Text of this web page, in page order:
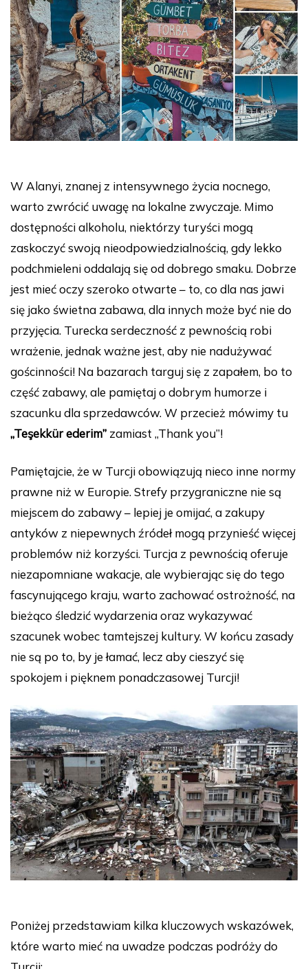
W Alanyi, znanej z intensywnego życia nocnego,
warto zwrócić uwagę na lokalne zwyczaje. Mimo
dostępności alkoholu, niektórzy turyści mogą
zaskoczyć swoją nieodpowiedzialnością, gdy lekko
podchmieleni oddalają się od dobrego smaku. Dobrze
jest mieć oczy szeroko otwarte – to, co dla nas jawi
się jako świetna zabawa, dla innych może być nie do
przyjęcia. Turecka serdeczność z pewnością robi
wrażenie, jednak ważne jest, aby nie nadużywać
gościnności! Na bazarach targuj się z zapałem, bo to
część zabawy, ale pamiętaj o dobrym humorze i
szacunku dla sprzedawców. W przecież mówimy tu
„Teşekkür ederim” zamiast „Thank you”!
Pamiętajcie, że w Turcji obowiązują nieco inne normy
prawne niż w Europie. Strefy przygraniczne nie są
miejscem do zabawy – lepiej je omijać, a zakupy
antyków z niepewnych źródeł mogą przynieść więcej
problemów niż korzyści. Turcja z pewnością oferuje
niezapomniane wakacje, ale wybierając się do tego
fascynującego kraju, warto zachować ostrożność, na
bieżąco śledzić wydarzenia oraz wykazywać
szacunek wobec tamtejszej kultury. W końcu zasady
nie są po to, by je łamać, lecz aby cieszyć się
spokojem i pięknem ponadczasowej Turcji!
Poniżej przedstawiam kilka kluczowych wskazówek,
które warto mieć na uwadze podczas podróży do